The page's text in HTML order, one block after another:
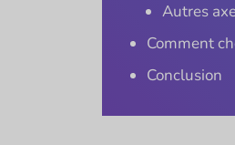
Autres
Comment
Conclusion